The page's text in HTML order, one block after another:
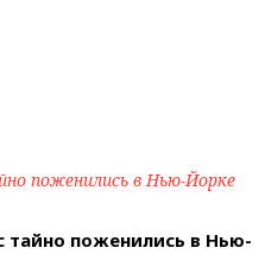
поженились в Нью-Йорке
тайно поженились в Нью-